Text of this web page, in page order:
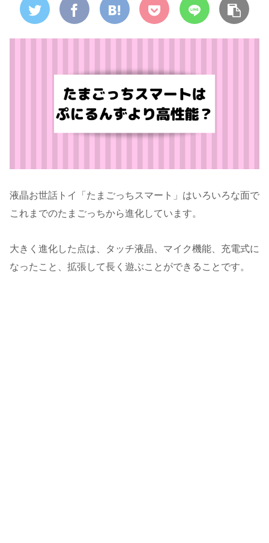
液晶お世話トイ「たまごっちスマート」はいろいろな面で
これまでのたまごっちから進化しています。
大きく進化した点は、タッチ液晶、マイク機能、充電式に
なったこと、拡張して長く遊ぶことができることです。